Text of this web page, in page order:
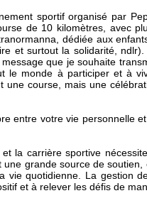
sportif organisé par
de 10 kilomètres, avec
dédiée aux
et surtout la solidarité,
que je souhaite
le monde à participer et à
une course, mais une
entre votre vie personnelle
la carrière sportive
grande source de
quotidienne. La gestion
et à relever les défis de